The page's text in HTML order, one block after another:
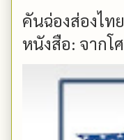
คันฉ่องส่องไท
หนังสือ: จากโ